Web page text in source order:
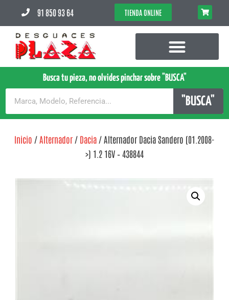
91 850 93 64 TIENDA ONLINE
Busca tu pieza, no olvides pinchar sobre "BUSCA"
"BUSCA"
Inicio / Alternador / Dacia / Alternador Dacia Sandero (01.2008-
>) 1.2 16V – 438844